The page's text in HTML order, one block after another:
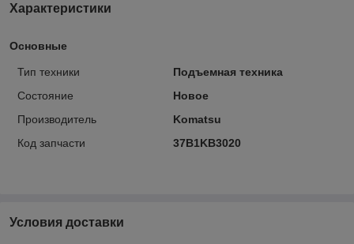
Характеристики
Основные
Тип техники
Подъемная техника
Состояние
Новое
Производитель
Komatsu
Код запчасти
37B1KB3020
Условия доставки